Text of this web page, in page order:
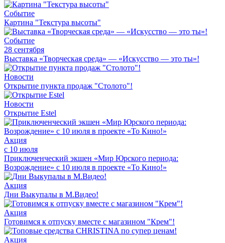
Событие
Картина "Текстура высоты"
Событие
28 сентября
Выставка «Творческая среда» — «Искусство — это ты»!
Новости
Открытие пункта продаж "Столото"!
Новости
Открытие Estel
Акция
с 10 июля
Приключенческий экшен «Мир Юрского периода:
Возрождение» с 10 июля в проекте «То Кино!»
Акция
Дни Выкупалы в М.Видео!
Акция
Готовимся к отпуску вместе с магазином "Крем"!
Акция